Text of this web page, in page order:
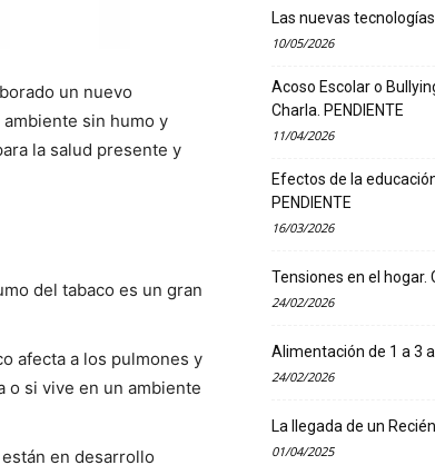
un nuevo
sin humo y
la salud presente y
del tabaco es un gran
afecta a los pulmones y
o si vive en un ambiente
en desarrollo
Las nuevas
10/05/2026
Acoso Escolar o
Charla. PENDIENTE
11/04/2026
Efectos de la
PENDIENTE
16/03/2026
Tensiones en el hogar.
24/02/2026
Alimentación de 1 a 3
24/02/2026
La llegada de un
01/04/2025